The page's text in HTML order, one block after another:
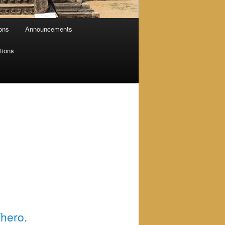
Announcements